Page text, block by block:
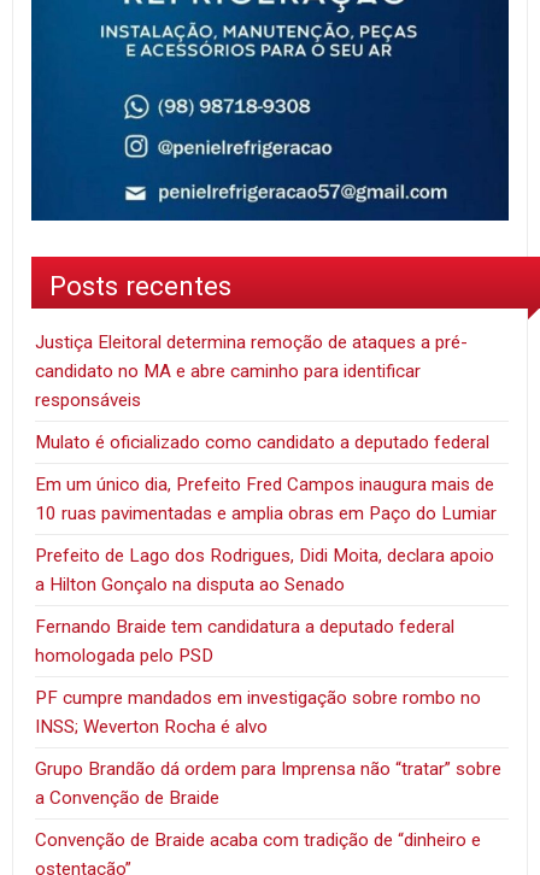
Posts recentes
Justiça Eleitoral determina remoção de ataques a pré-
candidato no MA e abre caminho para identificar
responsáveis
Mulato é oficializado como candidato a deputado federal
Em um único dia, Prefeito Fred Campos inaugura mais de
10 ruas pavimentadas e amplia obras em Paço do Lumiar
Prefeito de Lago dos Rodrigues, Didi Moita, declara apoio
a Hilton Gonçalo na disputa ao Senado
Fernando Braide tem candidatura a deputado federal
homologada pelo PSD
PF cumpre mandados em investigação sobre rombo no
INSS; Weverton Rocha é alvo
Grupo Brandão dá ordem para Imprensa não “tratar” sobre
a Convenção de Braide
Convenção de Braide acaba com tradição de “dinheiro e
ostentação”